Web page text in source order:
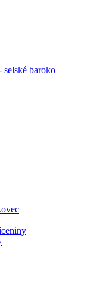
selské baroko